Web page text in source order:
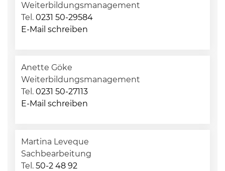
Weiterbildungsmanagement
Tel. 0231 50-29584
E-Mail schreiben
Anette Göke
Weiterbildungsmanagement
Tel. 0231 50-27113
E-Mail schreiben
Martina Leveque
Sachbearbeitung
Tel. 50-2 48 92